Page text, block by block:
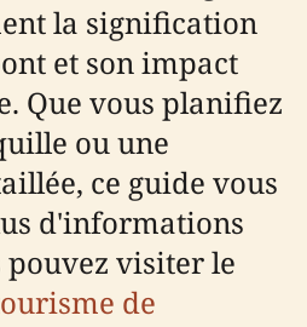
la signification
et son impact
Que vous planifiez
ou une
ce guide vous
d'informations
pouvez visiter le
de